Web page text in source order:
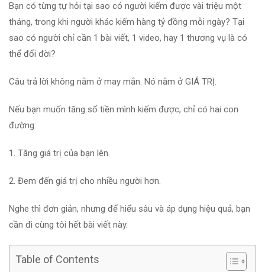
Bạn có từng tự hỏi tại sao có người kiếm được vài triệu một
tháng, trong khi người khác kiếm hàng tỷ đồng mỗi ngày? Tại
sao có người chỉ cần 1 bài viết, 1 video, hay 1 thương vụ là có
thể đổi đời?
Câu trả lời không nằm ở may mắn. Nó nằm ở GIÁ TRỊ.
Nếu bạn muốn tăng số tiền mình kiếm được, chỉ có hai con
đường:
1. Tăng giá trị của bạn lên.
2. Đem đến giá trị cho nhiều người hơn.
Nghe thì đơn giản, nhưng để hiểu sâu và áp dụng hiệu quả, bạn
cần đi cùng tôi hết bài viết này.
Table of Contents